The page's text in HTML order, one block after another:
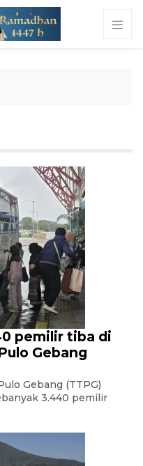
pemilir tiba di
Gebang
Gebang (TTPG)
3.440 pemilir